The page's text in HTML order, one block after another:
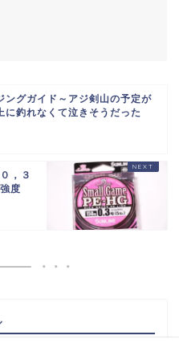
ングガイド～アジ剣山の予定が
に釣れなくて泣きそうだった
，３
度